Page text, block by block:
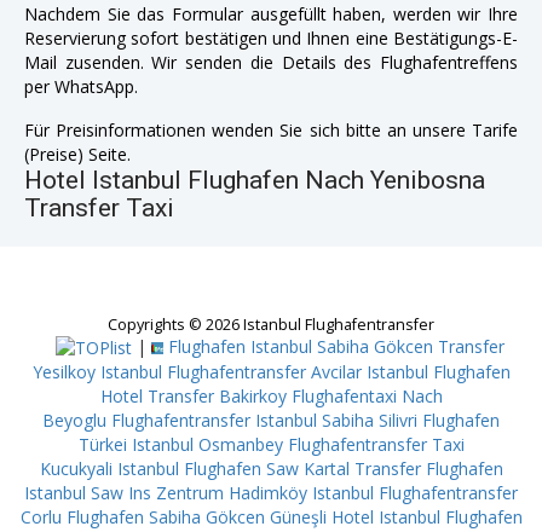
Nachdem Sie das Formular ausgefüllt haben, werden wir Ihre
Reservierung sofort bestätigen und Ihnen eine Bestätigungs-E-
Mail zusenden. Wir senden die Details des Flughafentreffens
per WhatsApp.
Für Preisinformationen wenden Sie sich bitte an unsere Tarife
(Preise) Seite.
Hotel Istanbul Flughafen Nach Yenibosna
Transfer Taxi
Copyrights © 2026 Istanbul Flughafentransfer
|
Flughafen Istanbul Sabiha Gökcen Transfer
Yesilkoy Istanbul Flughafentransfer Avcilar Istanbul Flughafen
Hotel Transfer Bakirkoy Flughafentaxi Nach
Beyoglu Flughafentransfer Istanbul Sabiha Silivri Flughafen
Türkei Istanbul Osmanbey Flughafentransfer Taxi
Kucukyali Istanbul Flughafen Saw Kartal Transfer Flughafen
Istanbul Saw Ins Zentrum Hadimköy Istanbul Flughafentransfer
Corlu Flughafen Sabiha Gökcen Güneşli Hotel Istanbul Flughafen